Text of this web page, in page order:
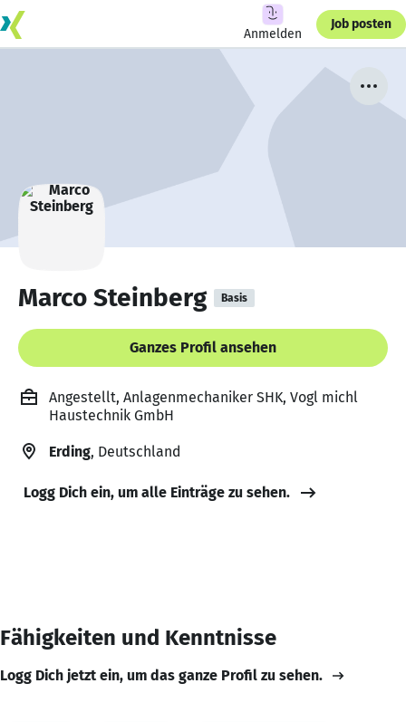
Anmelden
Job posten
Marco Steinberg Basis
Ganzes Profil ansehen
Angestellt, Anlagenmechaniker SHK, Vogl michl
Haustechnik GmbH
Erding, Deutschland
Logg Dich ein, um alle Einträge zu sehen.
Fähigkeiten und Kenntnisse
Logg Dich jetzt ein, um das ganze Profil zu sehen.